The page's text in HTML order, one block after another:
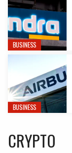
BUSINESS
BUSINESS
CRYPTO